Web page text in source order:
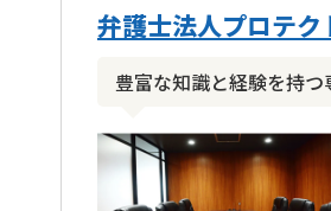
豊富な知識と経験を持
弁護士法人プロテ